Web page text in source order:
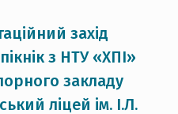
захід
з НТУ «ХПІ»
закладу
ліцей ім. І.Л.